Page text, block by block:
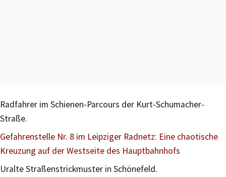
Radfahrer im Schienen-Parcours der Kurt-Schumacher-
Straße.
Gefahrenstelle Nr. 8 im Leipziger Radnetz: Eine chaotische
Kreuzung auf der Westseite des Hauptbahnhofs
Uralte Straßenstrickmuster in Schönefeld.